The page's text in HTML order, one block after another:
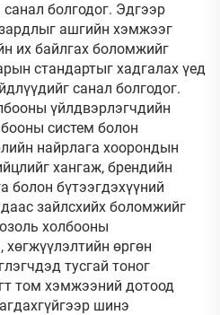
болгодог. Эдгээр
ашгийн хэмжээг
их байлгах боломжийг
стандартыг хадгалах үед
санал болгодог.
үйлдвэрлэгчдийн
систем болон
найрлага хоорондын
хангаж, брендийн
болон бүтээгдэхүүний
зайлсхийх боломжийг
холбооны
хөгжүүлэлтийн өргөн
тусгай тоног
том хэмжээний дотоод
шинэ